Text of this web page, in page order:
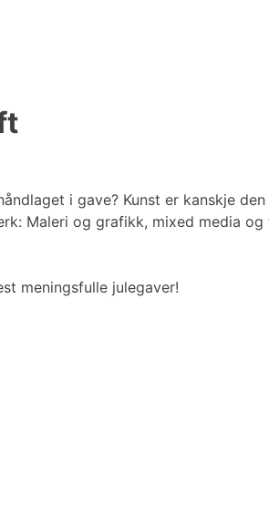
i gave? Kunst er kanskje
Maleri og grafikk, mixed media
meningsfulle julegaver!